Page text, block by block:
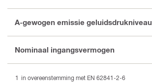
A-gewogen emissie geluidsdrukniveau
Nominaal ingangsvermogen
in overeenstemming met EN 62841-2-6